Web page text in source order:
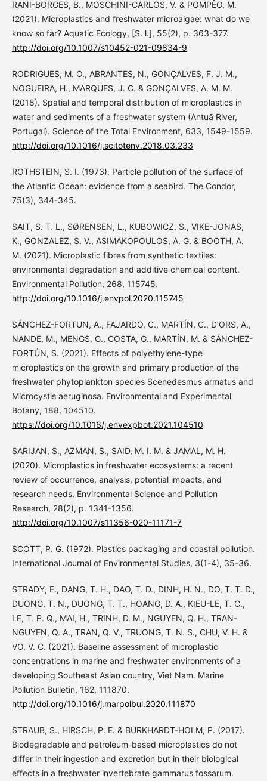
RANI-BORGES, B., MOSCHINI-CARLOS, V. & POMPÊO, M.
(2021). Microplastics and freshwater microalgae: what do we
know so far? Aquatic Ecology, [S. l.], 55(2), p. 363-377.
http://doi.org/10.1007/s10452-021-09834-9
RODRIGUES, M. O., ABRANTES, N., GONÇALVES, F. J. M.,
NOGUEIRA, H., MARQUES, J. C. & GONÇALVES, A. M. M.
(2018). Spatial and temporal distribution of microplastics in
water and sediments of a freshwater system (Antuã River,
Portugal). Science of the Total Environment, 633, 1549-1559.
http://doi.org/10.1016/j.scitotenv.2018.03.233
ROTHSTEIN, S. I. (1973). Particle pollution of the surface of
the Atlantic Ocean: evidence from a seabird. The Condor,
75(3), 344-345.
SAIT, S. T. L., SØRENSEN, L., KUBOWICZ, S., VIKE-JONAS,
K., GONZALEZ, S. V., ASIMAKOPOULOS, A. G. & BOOTH, A.
M. (2021). Microplastic fibres from synthetic textiles:
environmental degradation and additive chemical content.
Environmental Pollution, 268, 115745.
http://doi.org/10.1016/j.envpol.2020.115745
SÁNCHEZ-FORTUN, A., FAJARDO, C., MARTÍN, C., D’ORS, A.,
NANDE, M., MENGS, G., COSTA, G., MARTÍN, M. & SÁNCHEZ-
FORTÚN, S. (2021). Effects of polyethylene-type
microplastics on the growth and primary production of the
freshwater phytoplankton species Scenedesmus armatus and
Microcystis aeruginosa. Environmental and Experimental
Botany, 188, 104510.
https://doi.org/10.1016/j.envexpbot.2021.104510
SARIJAN, S., AZMAN, S., SAID, M. I. M. & JAMAL, M. H.
(2020). Microplastics in freshwater ecosystems: a recent
review of occurrence, analysis, potential impacts, and
research needs. Environmental Science and Pollution
Research, 28(2), p. 1341-1356.
http://doi.org/10.1007/s11356-020-11171-7
SCOTT, P. G. (1972). Plastics packaging and coastal pollution.
International Journal of Environmental Studies, 3(1-4), 35-36.
STRADY, E., DANG, T. H., DAO, T. D., DINH, H. N., DO, T. T. D.,
DUONG, T. N., DUONG, T. T., HOANG, D. A., KIEU-LE, T. C.,
LE, T. P. Q., MAI, H., TRINH, D. M., NGUYEN, Q. H., TRAN-
NGUYEN, Q. A., TRAN, Q. V., TRUONG, T. N. S., CHU, V. H. &
VO, V. C. (2021). Baseline assessment of microplastic
concentrations in marine and freshwater environments of a
developing Southeast Asian country, Viet Nam. Marine
Pollution Bulletin, 162, 111870.
http://doi.org/10.1016/j.marpolbul.2020.111870
STRAUB, S., HIRSCH, P. E. & BURKHARDT-HOLM, P. (2017).
Biodegradable and petroleum-based microplastics do not
differ in their ingestion and excretion but in their biological
effects in a freshwater invertebrate gammarus fossarum.